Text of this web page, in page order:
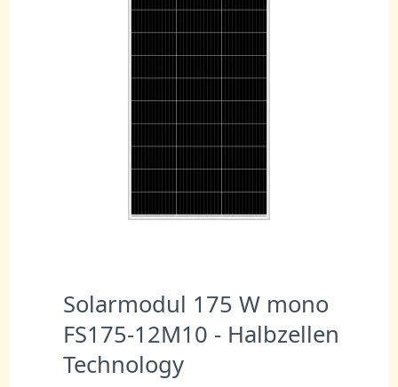
Solarmodul 175 W mono
FS175-12M10 - Halbzellen
Technology